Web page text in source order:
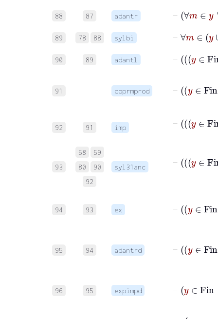
88 87 adantr
89 78 88 sylbi
90 89 adantl
91 coprmprod
92 91 imp
93
58
59
80
90
92
syl31anc
94 93 ex
95 94 adantrd
96 95 expimpd